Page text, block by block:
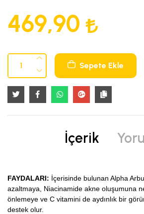
469,90
Sepete Ekle
İçerik
FAYDALARI: İçerisinde bulunan Alpha
azaltmaya, Niacinamide akne oluşumuna
önlemeye ve C vitamini de aydınlık bir
destek olur.